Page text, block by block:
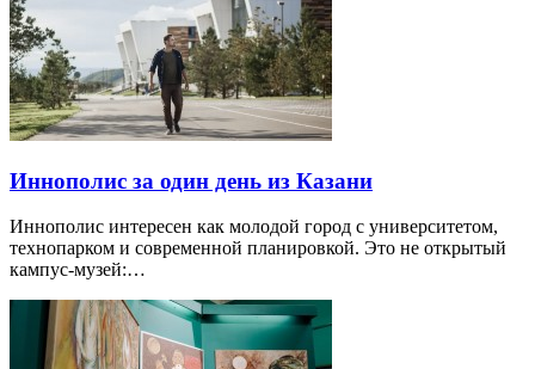
Иннополис за один день из Казани
Иннополис интересен как молодой город с университетом,
технопарком и современной планировкой. Это не открытый
кампус-музей:…